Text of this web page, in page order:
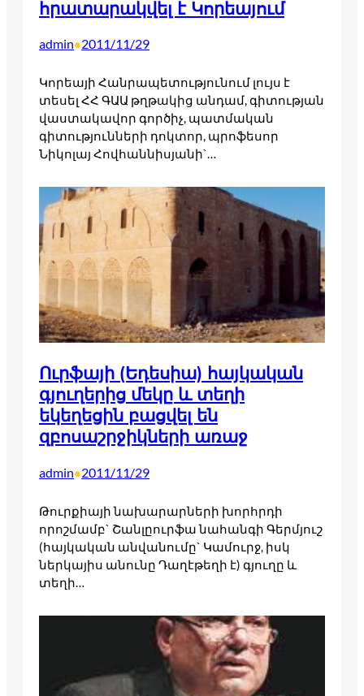
հրատարակվել է Կորեայում
admin•2011/11/29
Կորեայի Հանրապետությունում լույս է
տեսել ՀՀ ԳԱԱ թղթակից անդամ, գիտության
վաստակավոր գործիչ, պատմական
գիտությունների դոկտոր, պրոֆեսոր
Նիկոլայ Հովհաննիսյանի`…
Ուրֆայի (Եդեսիա) հայկական
գյուղերից մեկը և տեղի
եկեղեցին բացվել են
զբոսաշրջիկների առաջ
admin•2011/11/29
Թուրքիայի նախարարների խորհրդի
որոշմամբ` Շանլըուրֆա նահանգի Գերմյուշ
(հայկական անվանումը` Կամուրջ, իսկ
ներկայիս անունը Դաղէթեղի է) գյուղը և
տեղի…